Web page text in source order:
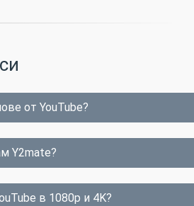
от YouTube?
Y2mate?
в 1080p и 4K?